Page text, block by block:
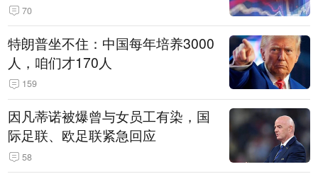
70
特朗普坐不住：中国每年培养3000
人，咱们才170人
159
因凡蒂诺被爆曾与女员工有染，国
际足联、欧足联紧急回应
58